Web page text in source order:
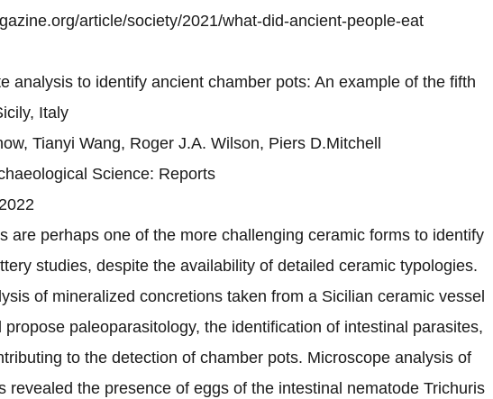
article/society/2021/what-did-ancient-people-eat
analysis to identify ancient chamber pots: An example of the fifth
Italy
Tianyi Wang, Roger J.A. Wilson, Piers D.Mitchell
Science: Reports
are perhaps one of the more challenging ceramic forms to identify
studies, despite the availability of detailed ceramic typologies.
of mineralized concretions taken from a Sicilian ceramic vessel
paleoparasitology, the identification of intestinal parasites,
to the detection of chamber pots. Microscope analysis of
revealed the presence of eggs of the intestinal nematode Trichuris